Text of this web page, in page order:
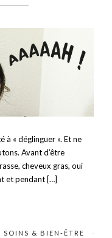
à « déglinguer ». Et ne
Avant d’être
cheveux gras, oui
et pendant […]
SOINS & BIEN-ÊTRE